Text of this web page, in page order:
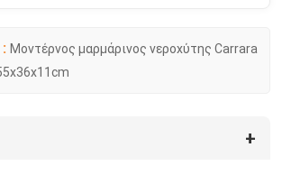
:Μοντέρνος μαρμάρινος νεροχύτης Carrara